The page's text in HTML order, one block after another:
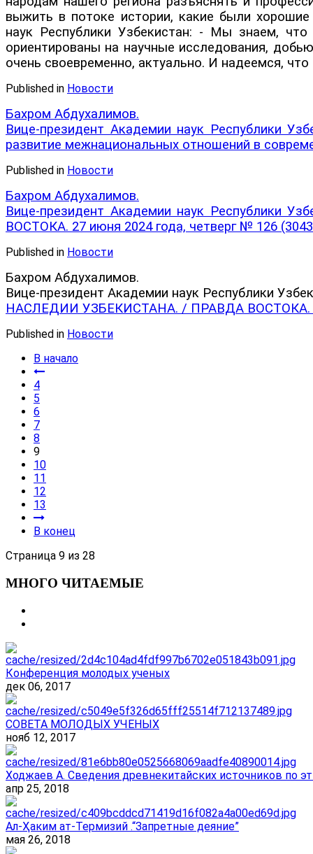
выжить в потоке истории, какие были
наук Республики Узбекистан: - Мы знаем,
ориентированы на научные исследования,
очень своевременно, актуально. И надеемся,
Published in Новости
Бахром Абдухалимов.
Вице-президент Академии наук Республики
развитие межнациональных отношений в
Published in Новости
Бахром Абдухалимов.
Вице-президент Академии наук Республики
ВОСТОКА. 27 июня 2024 года, четверг № 126
Published in Новости
⁨Бахром Абдухалимов.
Вице-президент Академии наук Республики
НАСЛЕДИИ УЗБЕКИСТАНА. / ПРАВДА ВОСТОКА.
Published in Новости
В начало
4
5
6
7
8
9
10
11
12
13
В конец
Страница 9 из 28
МНОГО ЧИТАЕМЫЕ
Конференция молодых ученых
дек 06, 2017
СОВЕТА МОЛОДЫХ УЧЕНЫХ
нояб 12, 2017
Ходжаев А. Сведения древнекитайских источников по
апр 25, 2018
Ал-Ҳаким ат-Термизий .“Запретные деяние”
мая 26, 2018